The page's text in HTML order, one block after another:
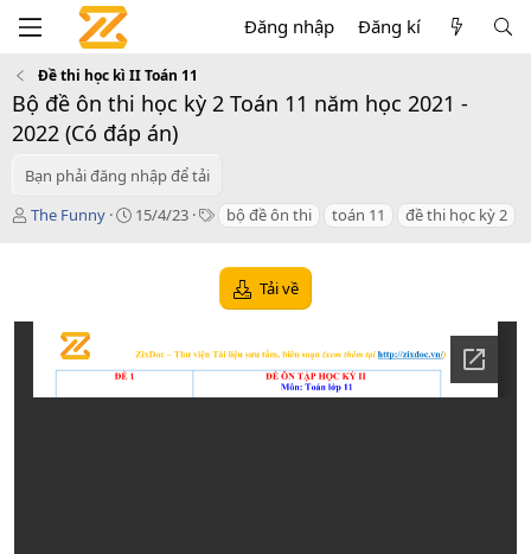
Đăng nhập Đăng kí
Đề thi học kì II Toán 11
Bộ đề ôn thi học kỳ 2 Toán 11 năm học 2021 -
2022 (Có đáp án)
Bạn phải đăng nhập để tải
T
ả
The Funny
C
n
15/4/23
T
s
bộ đề ôn thi toán 11 đề thi học kỳ 2
Tải về